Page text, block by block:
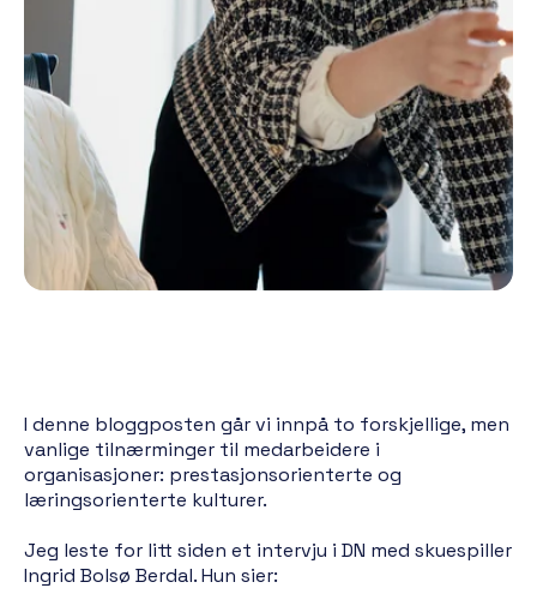
I denne bloggposten går vi innpå to forskjellige, men
vanlige tilnærminger til medarbeidere i
organisasjoner: prestasjonsorienterte og
læringsorienterte kulturer.
Jeg leste for litt siden et intervju i DN med skuespiller
Ingrid Bolsø Berdal. Hun sier: